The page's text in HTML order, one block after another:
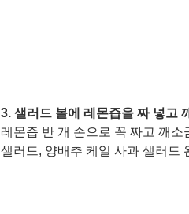
3. 샐러드 볼에 레몬즙을 짜 넣고
레몬즙 반 개 손으로 꼭 짜고 깨
샐러드, 양배추 케일 사과 샐러드